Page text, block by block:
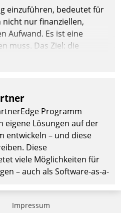
einzuführen, bedeutet für
nur finanziellen,
Aufwand. Es ist eine
muss. Das Ziel: die
Geschäftsabläufe. Damit
einige Grundregeln
Programm
Lösungen auf der
entwickeln – und diese
Diese
viele Möglichkeiten für
– auch als Software-as-a-
Impressum